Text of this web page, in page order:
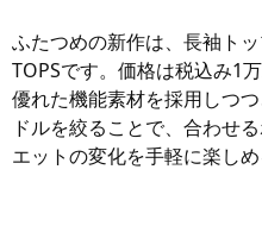
ふたつめの新作は、長袖ト
TOPSです。価格は税込み1
優れた機能素材を採用しつ
ドルを絞ることで、合わせ
エットの変化を手軽に楽し